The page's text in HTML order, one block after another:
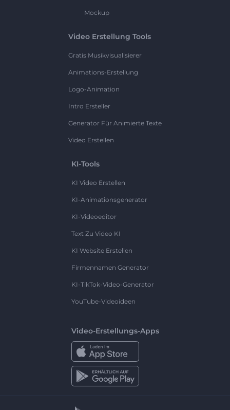
Mockup
Video Erstellung Tools
Gratis Musikvisualisierer
Animations-Erstellung
Logo-Animation
Intro Ersteller
Generator Für Animierte Texte
Video Erstellen
KI-Tools
KI Video Erstellen
KI-Animationsgenerator
KI-Videoeditor
Text Zu Video KI
KI Website Erstellen
Firmennamen Generator
KI-TikTok-Video-Generator
YouTube-Videoideen
Video-Erstellungs-Apps